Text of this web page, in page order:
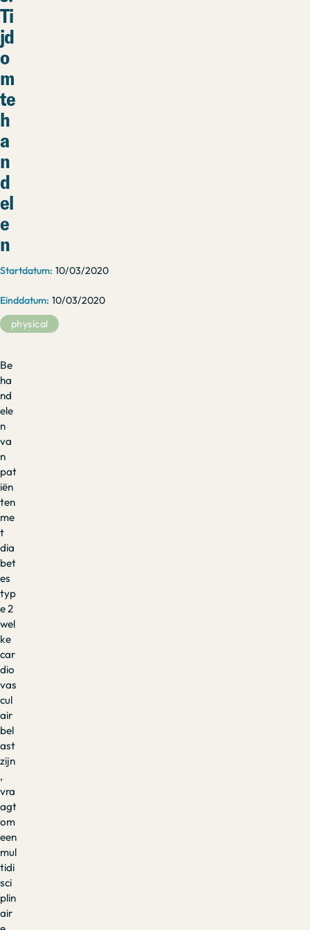
Ti
jd
o
m
te
h
a
n
d
el
e
n
10/03/2020
10/03/2020
physical
Be
ha
nd
ele
n
va
n
pat
iën
ten
me
t
dia
bet
es
typ
e 2
wel
ke
car
dio
vas
cul
air
bel
ast
zijn
,
vra
agt
om
een
mul
tidi
sci
plin
air